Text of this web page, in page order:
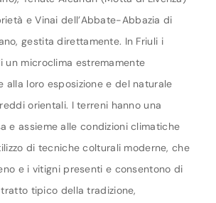
e Vinai dell’Abbate-Abbazia di
gestita direttamente. In Friuli i
un microclima estremamente
alla loro esposizione e del naturale
orientali. I terreni hanno una
e assieme alle condizioni climatiche
di tecniche colturali moderne, che
e i vitigni presenti e consentono di
tipico della tradizione,